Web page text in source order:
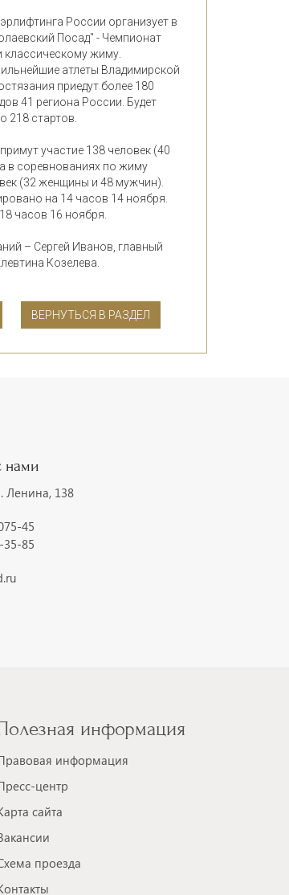
России организует в
Посад" - Чемпионат
жиму.
атлеты Владимирской
приедут более 180
41 региона России. Будет
218 стартов.
участие 138 человек (40
в соревнованиях по жиму
(32 женщины и 48 мужчин).
на 14 часов 14 ноября.
часов 16 ноября.
– Сергей Иванов, главный
Козелева.
ВЕРНУТЬСЯ В РАЗДЕЛ
нами
Ленина, 138
45
35-85
информация
информация
центр
сайта
проезда